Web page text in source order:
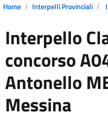
Home Interpelli Provinciali
Interpello
concorso
Antonello
Messina